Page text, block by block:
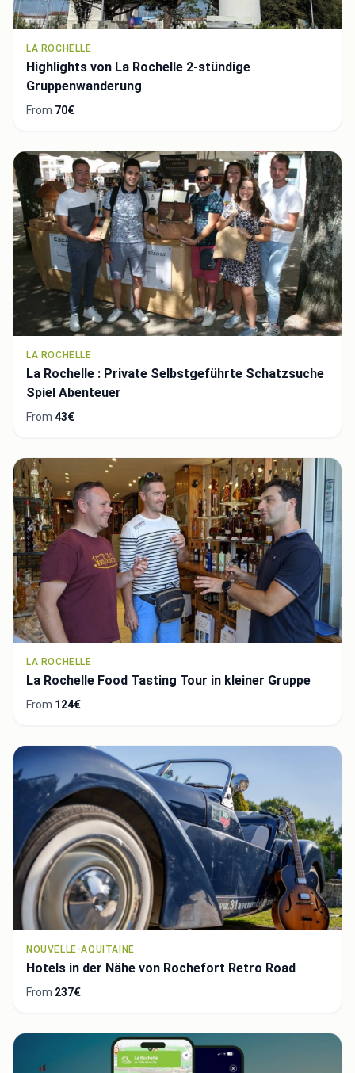
LA ROCHELLE
Highlights von La Rochelle 2-stündige
Gruppenwanderung
From 70€
LA ROCHELLE
La Rochelle : Private Selbstgeführte Schatzsuche
Spiel Abenteuer
From 43€
LA ROCHELLE
La Rochelle Food Tasting Tour in kleiner Gruppe
From 124€
NOUVELLE-AQUITAINE
Hotels in der Nähe von Rochefort Retro Road
From 237€